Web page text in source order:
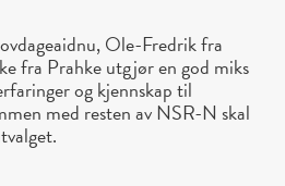
Ole-Fredrik fra
fra Prahke utgjør en god miks
og kjennskap til
med resten av NSR-N skal